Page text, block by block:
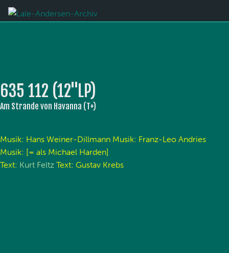
635 112 (12''LP)
Am Strande von Havanna (T+)
Musik: Hans Weiner-Dillmann Musik: Franz-Leo Andries
Musik: [= als Michael Harden]
Text: Kurt Feltz Text: Gustav Krebs